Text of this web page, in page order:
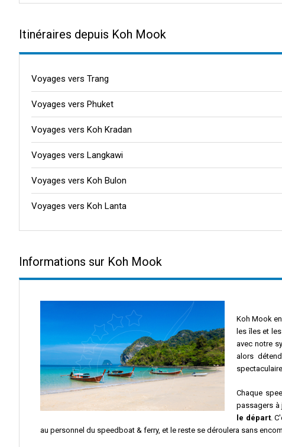
Itinéraires depuis Koh Mook
Voyages vers Trang
Voyages vers Phuket
Voyages vers Koh Kradan
Voyages vers Langkawi
Voyages vers Koh Bulon
Voyages vers Koh Lanta
Informations sur Koh Mook
Koh Mook
les îles et
avec notre
alors
Chaque
passagers à
le départ.
au personnel du speedboat & ferry, et le reste se déroulera sans